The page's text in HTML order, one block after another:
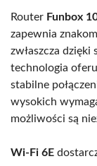
Router Funbox
zapewnia
zwłaszcza dzięki
technologia
stabilne
wysokich
możliwości są
Wi-Fi 6E